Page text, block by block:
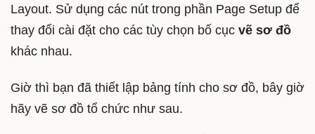
Layout. Sử dụng các nút trong phần Page Setup để
thay đổi cài đặt cho các tùy chọn bố cục vẽ sơ đồ
khác nhau.
Giờ thì bạn đã thiết lập bảng tính cho sơ đồ, bây giờ
hãy vẽ sơ đồ tổ chức như sau.